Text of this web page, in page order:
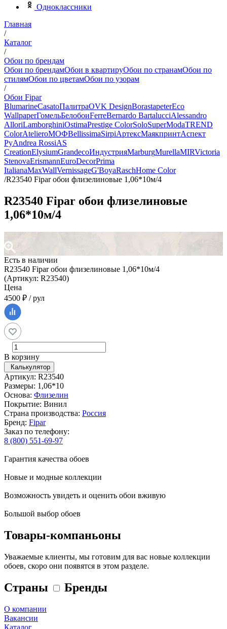
Одноклассники
Главная
/
Каталог
/
Обои по брендам
Обои по брендамОбои в квартируОбои по странамОбои по
стилямОбои по цветамОбои по узорам
/
Обои Fipar
BlumarineCasatoПалитраOVK DesignBorastapeterEco
WallpaperГомельБелобоиFerreBernardo BartalucciAlessandro
AlloriLamborghiniOstimaPrestige ColorSoloSuperModaTREND
ColorAtelieroМОФBellissimaSirpiАртексМаякпринтАспект
РуAndrea RossiAS
CreationElysiumGrandecoИндустрияMarburgMurellaMIRVictoria
StenovaErismannEuroDecorPrima
ItalianaMaxWallVernissageG'BoyaRaschHome Color
/R23540 Fipar обои флизелиновые 1,06*10м/4
R23540 Fipar обои флизелиновые
1,06*10м/4
Есть в наличии
R23540 Fipar обои флизелиновые 1,06*10м/4
(Артикул: R23540)
Цена
4500 ₽ / рул
В корзину
Калькулятор
Артикул: R23540
Размеры: 1,06*10
Основа: Флизелин
Покрытие: Винил
Страна производства: Россия
Бренд: Fipar
Заказ по телефону:
8 (800) 551-69-97
Гарантия качества обоев
Новые и модные коллекции
Возможность увидеть и оценить обои вживую
Большой выбор обоев
Товары-компаньоны
Уважаемые клиенты, мы готовим для вас новые коллекции
обоев, скоро они появятся в этом разделе.
Страны Бренды
О компании
Вакансии
Каталог